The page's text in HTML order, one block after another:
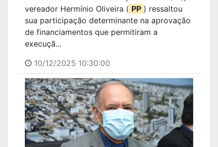
vereador Hermínio Oliveira ( PP ) ressaltou
sua participação determinante na aprovação
de financiamentos que permitiram a
execuçã...
10/12/2025 10:30:00